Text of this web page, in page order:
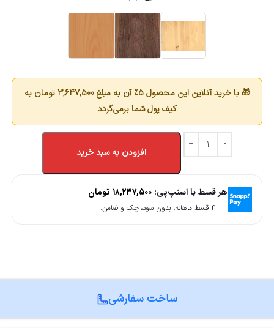
🎁 با خرید آنلاین این محصول 5٪ آن به مبلغ 3,647,500تومان به
کیف پول شما برمی‌گردد
افزودن به سبد خرید
هر قسط با اسنپ‌پی: ۱۸,۲۳۷,۵۰۰ تومان
۴ قسط ماهانه. بدون سود، چک و ضامن.
ساخت سفارشی